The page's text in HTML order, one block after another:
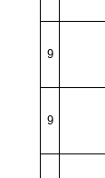
9
9